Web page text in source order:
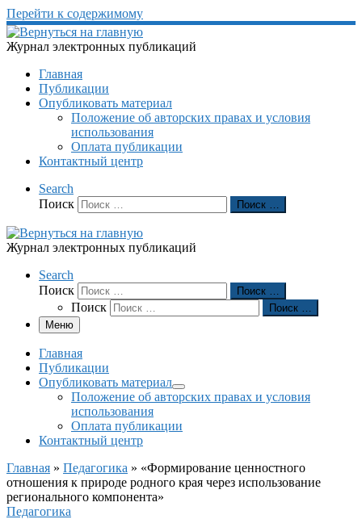
Перейти к содержимому
Журнал электронных публикаций
Главная
Публикации
Опубликовать материал
Положение об авторских правах и условия
использования
Оплата публикации
Контактный центр
Search
Поиск
Поиск …
Журнал электронных публикаций
Search
Поиск
Поиск …
Поиск
Поиск …
Меню
Главная
Публикации
Опубликовать материал
Положение об авторских правах и условия
использования
Оплата публикации
Контактный центр
Главная » Педагогика » «Формирование ценностного
отношения к природе родного края через использование
регионального компонента»
Педагогика